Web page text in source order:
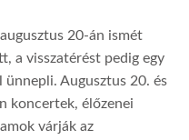
20-án ismét
a visszatérést pedig egy
ünnepli. Augusztus 20. és
koncertek, élőzenei
várják az